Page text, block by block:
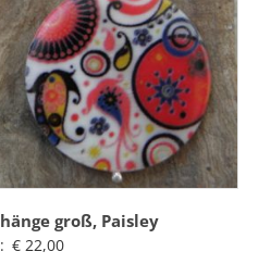
groß, Paisley
€22,00